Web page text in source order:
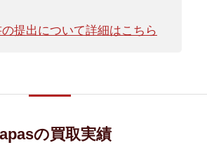
提出について詳細はこちら
の買取実績